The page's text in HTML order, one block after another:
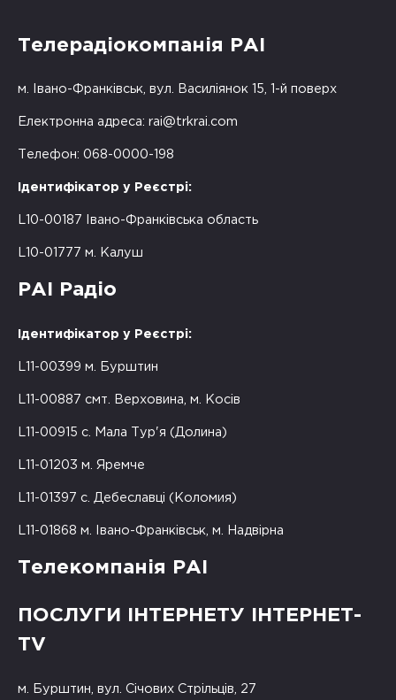
Телерадіокомпанія РАІ
м. Івано-Франківськ, вул. Василіянок 15, 1-й поверх
Електронна адреса: rai@trkrai.com
Телефон: 068-0000-198
Ідентифікатор у Реєстрі:
L10-00187 Івано-Франківська область
L10-01777 м. Калуш
РАІ Радіо
Ідентифікатор у Реєстрі:
L11-00399 м. Бурштин
L11-00887 смт. Верховина, м. Косів
L11-00915 с. Мала Тур'я (Долина)
L11-01203 м. Яремче
L11-01397 с. Дебеславці (Коломия)
L11-01868 м. Івано-Франківськ, м. Надвірна
Телекомпанія РАІ
ПОСЛУГИ ІНТЕРНЕТУ ІНТЕРНЕТ-
TV
м. Бурштин, вул. Січових Стрільців, 27